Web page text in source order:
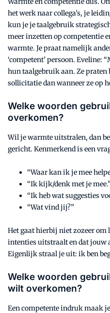
het werk naar collega’s, je
kun je je taalgebruik
meer inzetten op competentie
warmte. Je praat namelijk
‘competent’ persoon. Eveline:
hun taalgebruik aan. Ze praten
sollicitatie dan wanneer ze op
Welke woorden
overkomen?
Wil je warmte uitstralen, dan
gericht. Kenmerkend is een
“Waar kan ik je mee
“Ik kijk/denk met je
“Ik heb wat suggesties
“Wat vind jij?”
Het gaat hierbij niet zozeer om
intenties uitstraalt en dat jouw
Eigenlijk straal je uit: ik ben
Welke woorden
wilt overkomen?
Een competente indruk maak